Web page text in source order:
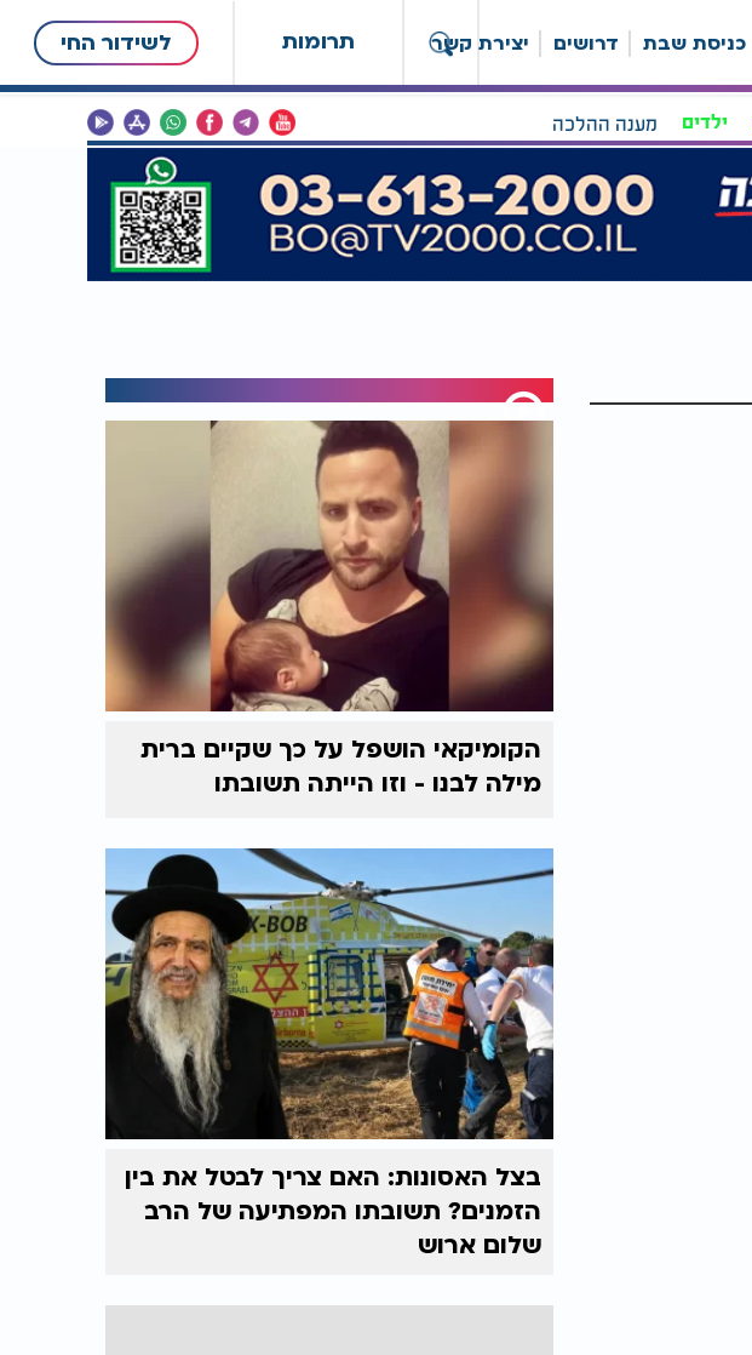
תרומות לשידור החי כניסת שבת דרושים יצירת קשר
ילדים מענה ההלכה
הקומיקאי הושפל על כך שקיים ברית
מילה לבנו - וזו הייתה תשובתו
בצל האסונות: האם צריך לבטל את בין
הזמנים? תשובתו המפתיעה של הרב
שלום ארוש